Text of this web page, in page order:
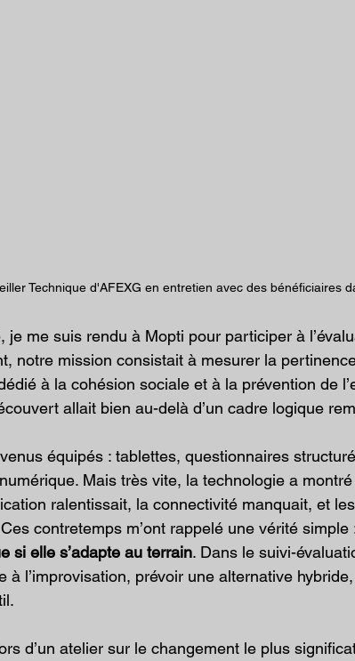
Technique d'AFEXG en entretien avec des bénéficiaires
je me suis rendu à Mopti pour participer à
notre mission consistait à mesurer la
à la cohésion sociale et à la prévention de
allait bien au-delà d’un cadre logique
équipés : tablettes, questionnaires
Mais très vite, la technologie a
ralentissait, la connectivité manquait, et
contretemps m’ont rappelé une vérité simple
si elle s’adapte au terrain. Dans le suivi-
à l’improvisation, prévoir une alternative
d’un atelier sur le changement le plus